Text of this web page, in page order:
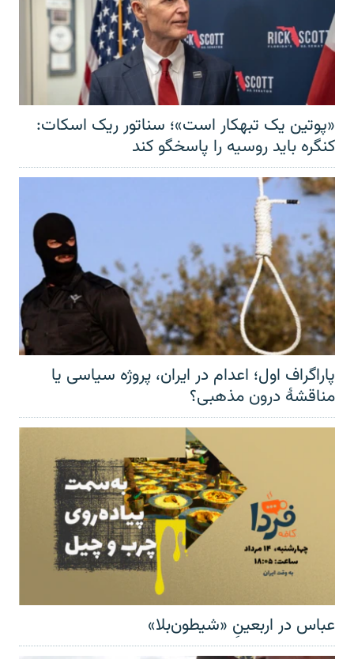
«پوتین یک تبهکار است»؛ سناتور ریک اسکات:
کنگره باید روسیه را پاسخگو کند
پاراگراف اول؛ اعدام در ایران، پروژه سیاسی یا
مناقشهٔ درون مذهبی؟
عباس در اربعینِ «شیطون‌بلا»